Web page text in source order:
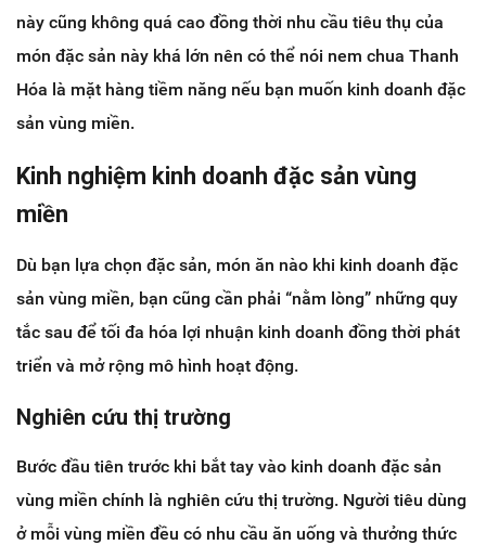
này cũng không quá cao đồng thời nhu cầu tiêu thụ của
món đặc sản này khá lớn nên có thể nói nem chua Thanh
Hóa là mặt hàng tiềm năng nếu bạn muốn kinh doanh đặc
sản vùng miền.
Kinh nghiệm kinh doanh đặc sản vùng
miền
Dù bạn lựa chọn đặc sản, món ăn nào khi kinh doanh đặc
sản vùng miền, bạn cũng cần phải “nằm lòng” những quy
tắc sau để tối đa hóa lợi nhuận kinh doanh đồng thời phát
triển và mở rộng mô hình hoạt động.
Nghiên cứu thị trường
Bước đầu tiên trước khi bắt tay vào kinh doanh đặc sản
vùng miền chính là nghiên cứu thị trường. Người tiêu dùng
ở mỗi vùng miền đều có nhu cầu ăn uống và thưởng thức